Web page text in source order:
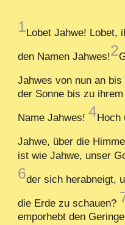
1Lobet Jahwe! Lobet,
den Namen Jahwes!2
Jahwes von nun an
der Sonne bis zu
Name Jahwes!4Hoch
Jahwe, über die
ist wie Jahwe, unser
6der sich herabneigt,
die Erde zu schauen?
emporhebt den